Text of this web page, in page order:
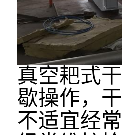
真空耙式
歇操作，
不适宜经